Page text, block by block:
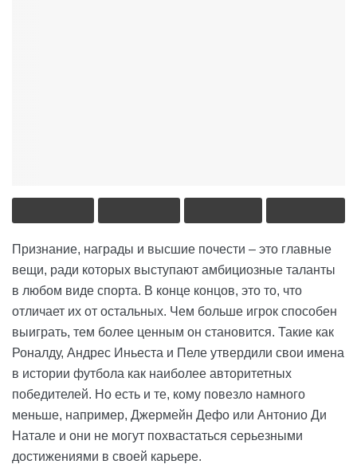
Признание, награды и высшие почести – это главные
вещи, ради которых выступают амбициозные таланты
в любом виде спорта. В конце концов, это то, что
отличает их от остальных. Чем больше игрок способен
выиграть, тем более ценным он становится. Такие как
Роналду, Андрес Иньеста и Пеле утвердили свои имена
в истории футбола как наиболее авторитетных
победителей. Но есть и те, кому повезло намного
меньше, например, Джермейн Дефо или Антонио Ди
Натале и они не могут похвастаться серьезными
достижениями в своей карьере.